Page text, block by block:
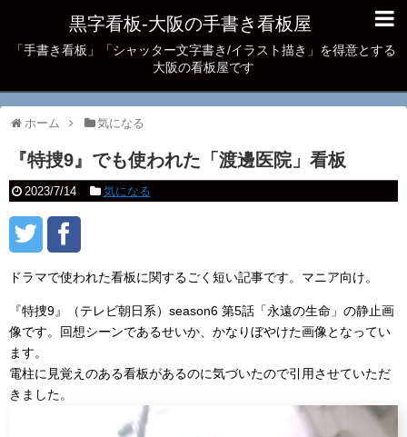
黒字看板‐大阪の手書き看板屋
「手書き看板」「シャッター文字書き/イラスト描き」を得意とする
大阪の看板屋です
ホーム 気になる
『特捜9』でも使われた「渡邊医院」看板
2023/7/14 気になる
ドラマで使われた看板に関するごく短い記事です。マニア向け。
『特捜9』（テレビ朝日系）season6 第5話「永遠の生命」の静止画
像です。回想シーンであるせいか、かなりぼやけた画像となってい
ます。
電柱に見覚えのある看板があるのに気づいたので引用させていただ
きました。